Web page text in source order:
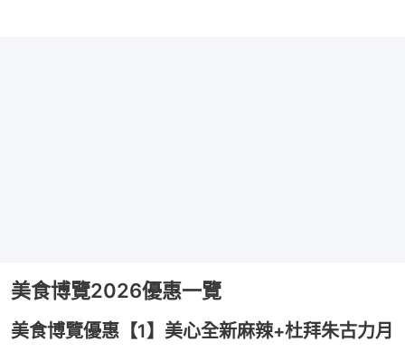
美食博覽2026優惠一覽
美食博覽優惠【1】美心全新麻辣+杜拜朱古力月